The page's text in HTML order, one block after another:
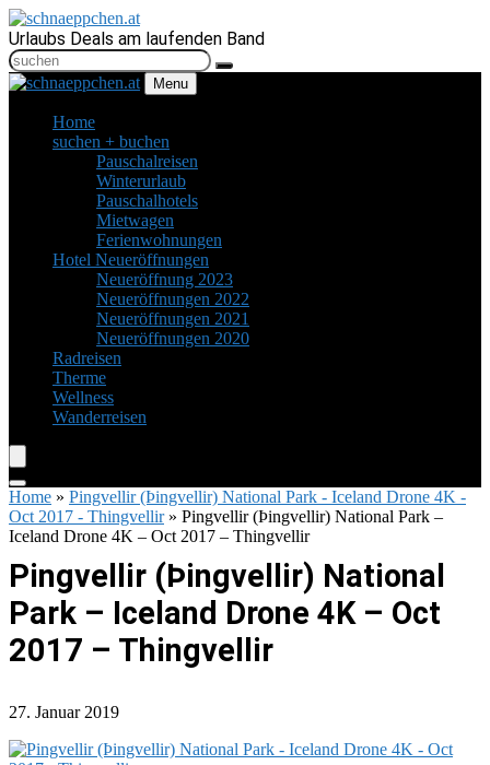
Urlaubs Deals am laufenden Band
Menu
Home
suchen + buchen
Pauschalreisen
Winterurlaub
Pauschalhotels
Mietwagen
Ferienwohnungen
Hotel Neueröffnungen
Neueröffnung 2023
Neueröffnungen 2022
Neueröffnungen 2021
Neueröffnungen 2020
Radreisen
Therme
Wellness
Wanderreisen
Home » Pingvellir (Þingvellir) National Park - Iceland Drone 4K -
Oct 2017 - Thingvellir» Pingvellir (Þingvellir) National Park –
Iceland Drone 4K – Oct 2017 – Thingvellir
Pingvellir (Þingvellir) National
Park – Iceland Drone 4K – Oct
2017 – Thingvellir
27. Januar 2019